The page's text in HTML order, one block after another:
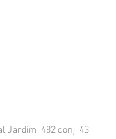
Jardim, 482 conj. 43